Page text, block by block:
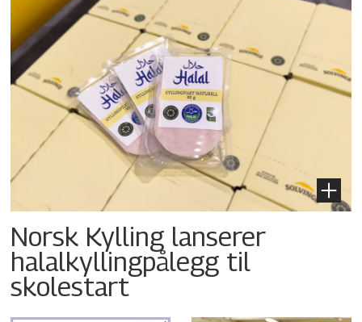
Norsk Kylling lanserer
halalkyllingpålegg til
skolestart